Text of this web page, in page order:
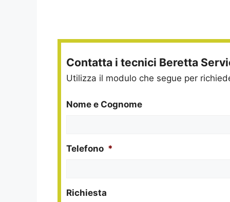
Contatta i tecnici Beretta
Utilizza il modulo che segue per
Nome e Cognome
Telefono *
Richiesta